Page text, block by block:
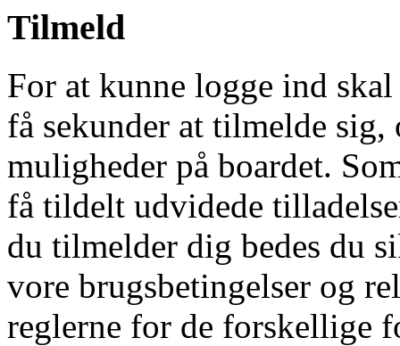
Tilmeld
For at kunne logge ind
få sekunder at tilmelde
muligheder på boardet.
få tildelt udvidede
du tilmelder dig bedes du
vore brugsbetingelser og
reglerne for de forskellige